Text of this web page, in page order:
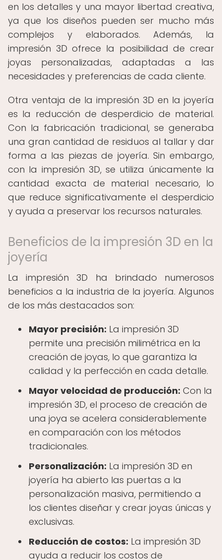
en los detalles y una mayor libertad creativa,
ya que los diseños pueden ser mucho más
complejos y elaborados. Además, la
impresión 3D ofrece la posibilidad de crear
joyas personalizadas, adaptadas a las
necesidades y preferencias de cada cliente.
Otra ventaja de la impresión 3D en la joyería
es la reducción de desperdicio de material.
Con la fabricación tradicional, se generaba
una gran cantidad de residuos al tallar y dar
forma a las piezas de joyería. Sin embargo,
con la impresión 3D, se utiliza únicamente la
cantidad exacta de material necesario, lo
que reduce significativamente el desperdicio
y ayuda a preservar los recursos naturales.
Beneficios de la impresión 3D en la
joyería
La impresión 3D ha brindado numerosos
beneficios a la industria de la joyería. Algunos
de los más destacados son:
Mayor precisión: La impresión 3D
permite una precisión milimétrica en la
creación de joyas, lo que garantiza la
calidad y la perfección en cada detalle.
Mayor velocidad de producción: Con la
impresión 3D, el proceso de creación de
una joya se acelera considerablemente
en comparación con los métodos
tradicionales.
Personalización: La impresión 3D en
joyería ha abierto las puertas a la
personalización masiva, permitiendo a
los clientes diseñar y crear joyas únicas y
exclusivas.
Reducción de costos: La impresión 3D
ayuda a reducir los costos de